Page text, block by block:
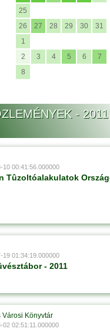
25
26
27 28 29 30
31
1
2
3 4 5 6
7
8
- 2011,
10 00:41:56.000000
Tûzoltóalakulatok
19 01:34:19.000000
- 2011
Városi Könyvtár
02 02:51:11.000000